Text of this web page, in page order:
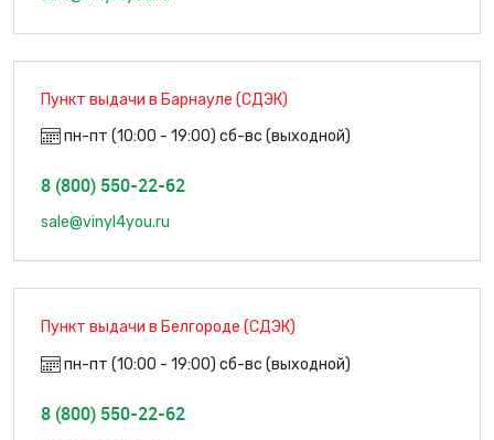
Пункт выдачи в Барнауле (СДЭК)
пн-пт (10:00 - 19:00) сб-вс (выходной)
8 (800) 550-22-62
sale@vinyl4you.ru
Пункт выдачи в Белгороде (СДЭК)
пн-пт (10:00 - 19:00) сб-вс (выходной)
8 (800) 550-22-62